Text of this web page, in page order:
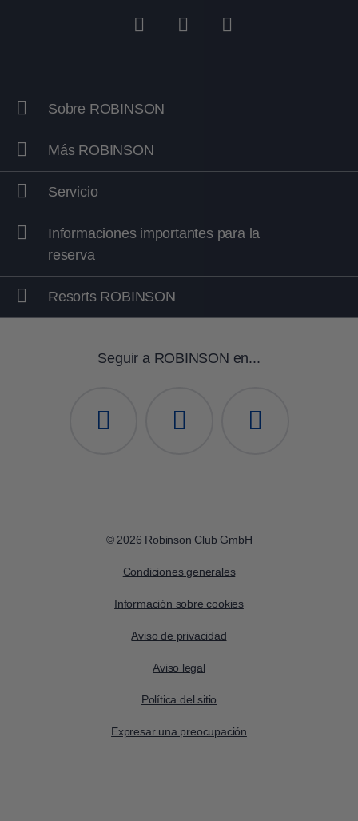
Sobre ROBINSON
Más ROBINSON
Servicio
Informaciones importantes para la
reserva
Resorts ROBINSON
Seguir a ROBINSON en...
© 2026 Robinson Club GmbH
Condiciones generales
Información sobre cookies
Aviso de privacidad
Aviso legal
Política del sitio
Expresar una preocupación